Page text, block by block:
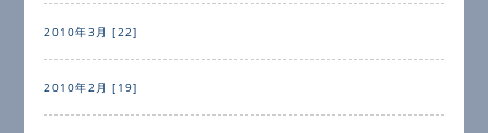
2010年3月 [22]
2010年2月 [19]